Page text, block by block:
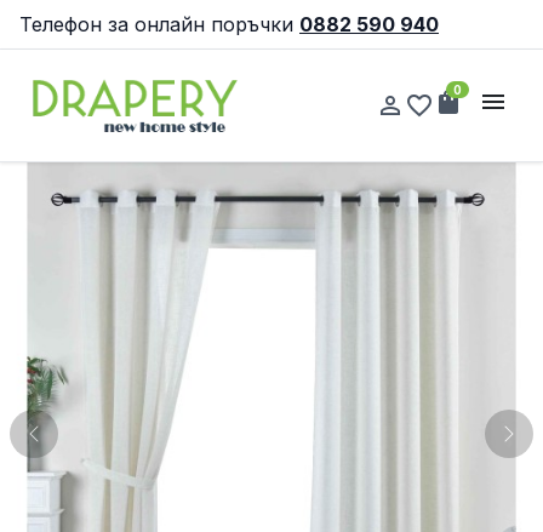
Телефон за онлайн поръчки 0882 590 940
person_outline favorite_border shopping_bag
0 menu
Previous